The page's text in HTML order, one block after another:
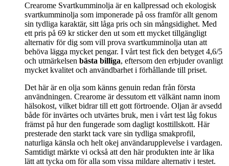
Crearome Svartkumminolja är en kallpressad och ekologisk
svartkumminolja som imponerade på oss framför allt genom
sin tydliga karaktär, sitt låga pris och sin mångsidighet. Med
ett pris på 69 kr sticker den ut som ett mycket tillgängligt
alternativ för dig som vill prova svartkumminolja utan att
behöva lägga mycket pengar. I vårt test fick den betyget 4,6/5
och utmärkelsen bästa billiga, eftersom den erbjuder ovanligt
mycket kvalitet och användbarhet i förhållande till priset.
Det här är en olja som känns genuin redan från första
användningen. Crearome är dessutom ett välkänt namn inom
hälsokost, vilket bidrar till ett gott förtroende. Oljan är avsedd
både för invärtes och utvärtes bruk, men i vårt test låg fokus
främst på hur den fungerade som dagligt kosttillskott. Här
presterade den starkt tack vare sin tydliga smakprofil,
naturliga känsla och helt okej användarupplevelse i vardagen.
Samtidigt märkte vi också att den här produkten inte är lika
lätt att tycka om för alla som vissa mildare alternativ i testet.